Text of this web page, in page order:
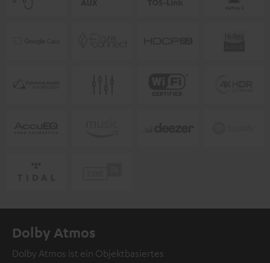
Dolby Atmos
Dolby Atmos ist ein Objektbasiertes